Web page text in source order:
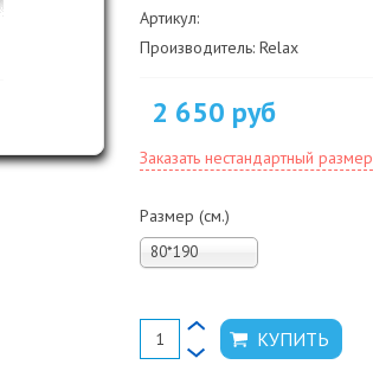
Артикул:
Производитель: Relax
2 650 руб
Заказать нестандартный размер
Размер (см.)
80*190